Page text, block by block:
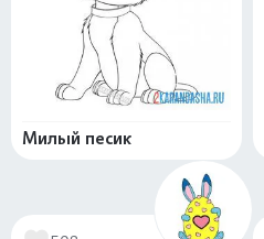
Милый песик